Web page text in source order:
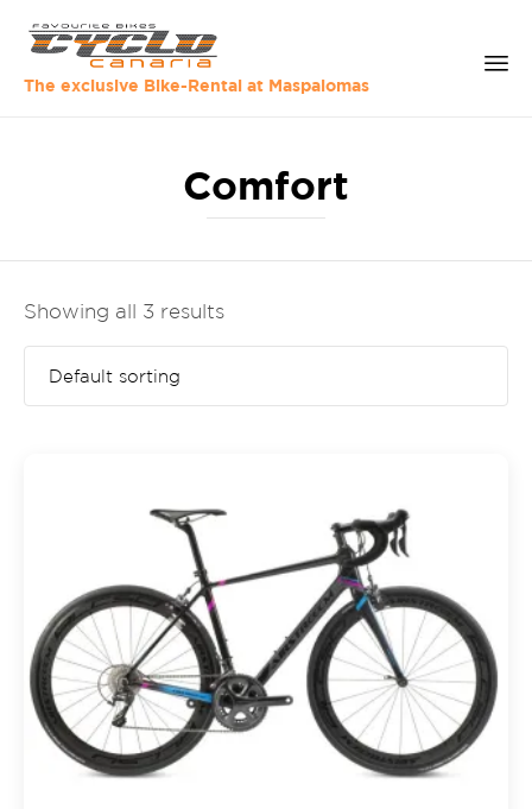
The exclusive Bike-Rental at Maspalomas
Comfort
Showing all 3 results